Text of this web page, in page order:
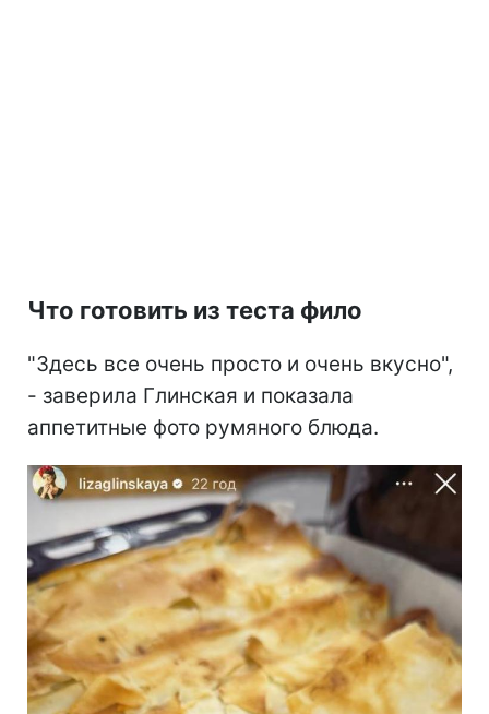
Что готовить из теста фило
"Здесь все очень просто и очень вкусно",
- заверила Глинская и показала
аппетитные фото румяного блюда.